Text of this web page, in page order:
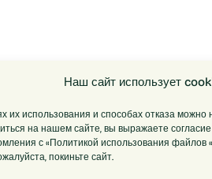
Наш сайт использует
использования и способах отказа можно
на нашем сайте, вы выражаете
с «Политикой использования файлов
покиньте сайт.